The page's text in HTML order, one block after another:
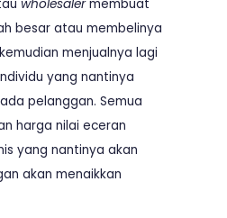
wholesalermembuat
besar atau membelinya
menjualnya lagi
yang nantinya
pelanggan. Semua
harga nilai eceran
yang nantinya akan
akan menaikkan